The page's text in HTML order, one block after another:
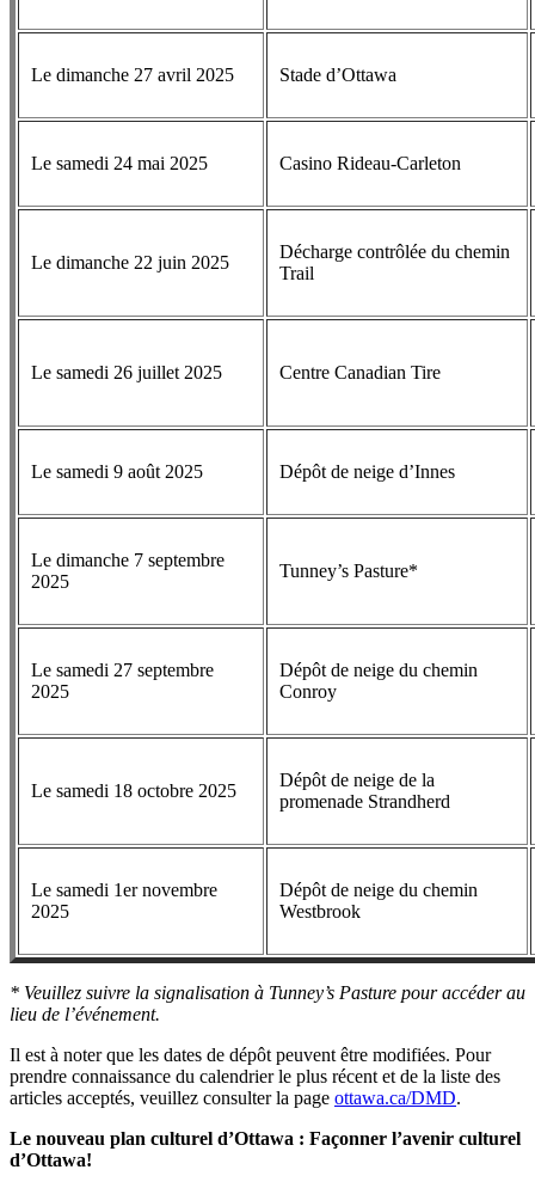
Le dimanche 27 avril 2025 Stade d’Ottawa
Le samedi 24 mai 2025 Casino Rideau-Carleton
Le dimanche 22 juin 2025
Décharge contrôlée du chemin
Trail
Le samedi 26 juillet 2025 Centre Canadian Tire
Le samedi 9 août 2025 Dépôt de neige d’Innes
Le dimanche 7 septembre
2025
Tunney’s Pasture*
Le samedi 27 septembre
2025
Dépôt de neige du chemin
Conroy
Le samedi 18 octobre 2025
Dépôt de neige de la
promenade Strandherd
Le samedi 1er novembre
2025
Dépôt de neige du chemin
Westbrook
* Veuillez suivre la signalisation à Tunney’s Pasture pour accéder au
lieu de l’événement.
Il est à noter que les dates de dépôt peuvent être modifiées. Pour
prendre connaissance du calendrier le plus récent et de la liste des
articles acceptés, veuillez consulter la page ottawa.ca/DMD.
Le nouveau plan culturel d’Ottawa : Façonner l’avenir culturel
d’Ottawa!